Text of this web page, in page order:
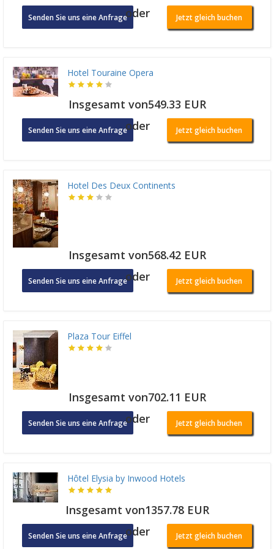
Senden Sie uns eine Anfrageoder Jetzt gleich buchen
Hotel Touraine Opera
Insgesamt von549.33 EUR
Senden Sie uns eine Anfrageoder Jetzt gleich buchen
Hotel Des Deux Continents
Insgesamt von568.42 EUR
Senden Sie uns eine Anfrageoder Jetzt gleich buchen
Plaza Tour Eiffel
Insgesamt von702.11 EUR
Senden Sie uns eine Anfrageoder Jetzt gleich buchen
Hôtel Elysia by Inwood Hotels
Insgesamt von1357.78 EUR
Senden Sie uns eine Anfrageoder Jetzt gleich buchen